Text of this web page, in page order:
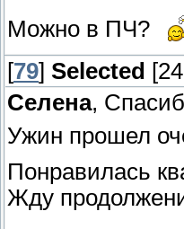
Можно в ПЧ?
[79] Selected
Селена,
Ужин прошел
Понравилась
Жду